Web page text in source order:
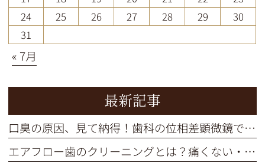
24
25 26 27 28 29
30
31
« 7月
最新記事
口臭の原因、見て納得！歯科の位相差顕微鏡で口内細菌をチェック
エアフロー歯のクリーニングとは？痛くない・短時間で着色汚れをオフ